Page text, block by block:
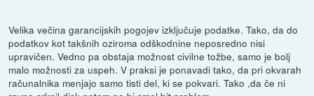
Velika večina garancijskih pogojev izključuje podatke. Tako, da do
podatkov kot takšnih oziroma odškodnine neposredno nisi
upravičen. Vedno pa obstaja možnost civilne tožbe, samo je bolj
malo možnosti za uspeh. V praksi je ponavadi tako, da pri okvarah
računalnika menjajo samo tisti del, ki se pokvari. Tako ,da če ni